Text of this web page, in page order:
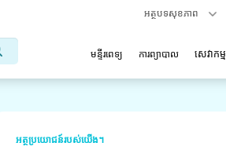
អត្ថបទសុខភាព
មន្ទីរពេទ្យ ការព្យាបាល សេវាកម្ម
អត្ថប្រយោជន៍របស់យើង។